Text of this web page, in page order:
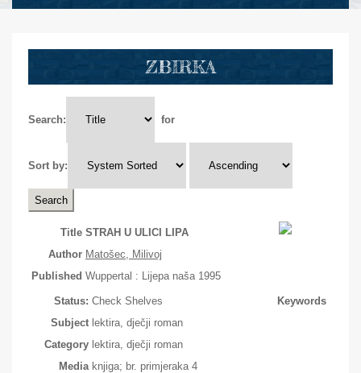
ZBIRKA
Search: for
Sort by:
Title STRAH U ULICI LIPA
Author Matošec, Milivoj
Published Wuppertal : Lijepa naša 1995
Status: Check Shelves
Subject lektira, dječji roman
Category lektira, dječji roman
Media knjiga; br. primjeraka 4
Keywords